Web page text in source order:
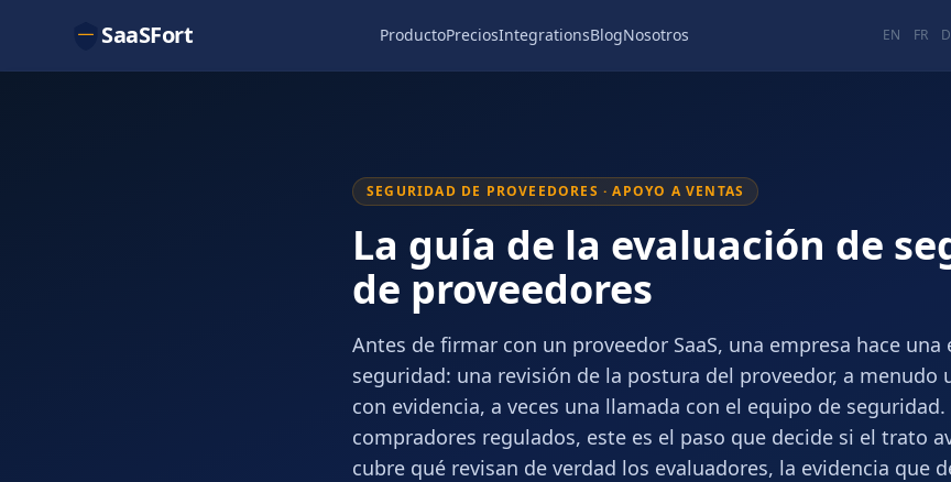
SaaSFort ProductoPreciosIntegrationsBlogNosotros EN FR
SEGURIDAD DE PROVEEDORES · APOYO A VENTAS
La guía de la evaluación de
de proveedores
Antes de firmar con un proveedor SaaS, una empresa hace una
seguridad: una revisión de la postura del proveedor, a menudo
con evidencia, a veces una llamada con el equipo de seguridad.
compradores regulados, este es el paso que decide si el trato
cubre qué revisan de verdad los evaluadores, la evidencia que